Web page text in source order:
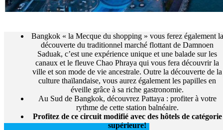
Bangkok « la Mecque du shopping » vous ferez également la
découverte du traditionnel marché flottant de Damnoen
Saduak, c’est une expérience unique et une balade sur les
canaux et le fleuve Chao Phraya qui vous fera découvrir la
ville et son mode de vie ancestrale. Outre la découverte de la
culture thaïlandaise, vous aurez également les papilles en
éveille grâce à sa riche gastronomie.
Au Sud de Bangkok, découvrez Pattaya : profiter à votre
rythme de cette station balnéaire.
Profitez de ce circuit modifié avec des hôtels de catégorie
supérieure!